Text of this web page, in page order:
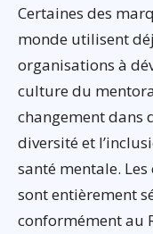
Certaines des
monde utilisent
organisations à
culture du
changement dans
diversité et
santé mentale.
sont entièrement
conformément au